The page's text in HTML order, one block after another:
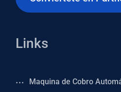
Links
Maquina de Cobro